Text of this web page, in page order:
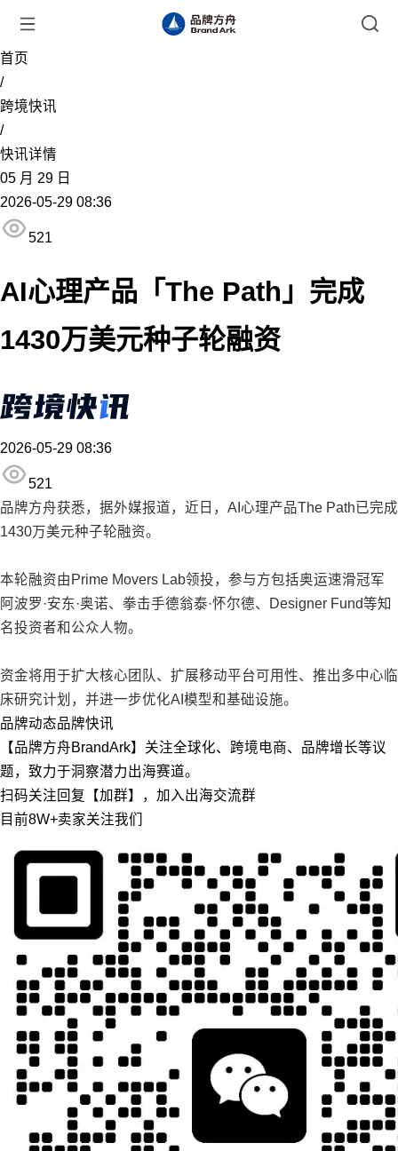
首页
/
跨境快讯
/
快讯详情
05 月 29 日
2026-05-29 08:36
521
AI心理产品「The Path」完成
1430万美元种子轮融资
2026-05-29 08:36
521
品牌方舟获悉，据外媒报道，近日，AI心理产品The Path已完成
1430万美元种子轮融资。
本轮融资由Prime Movers Lab领投，参与方包括奥运速滑冠军
阿波罗·安东·奥诺、拳击手德翁泰·怀尔德、Designer Fund等知
名投资者和公众人物。
资金将用于扩大核心团队、扩展移动平台可用性、推出多中心临
床研究计划，并进一步优化AI模型和基础设施。
品牌动态品牌快讯
【品牌方舟BrandArk】关注全球化、跨境电商、品牌增长等议
题，致力于洞察潜力出海赛道。
扫码关注回复【加群】，加入出海交流群
目前8W+卖家关注我们